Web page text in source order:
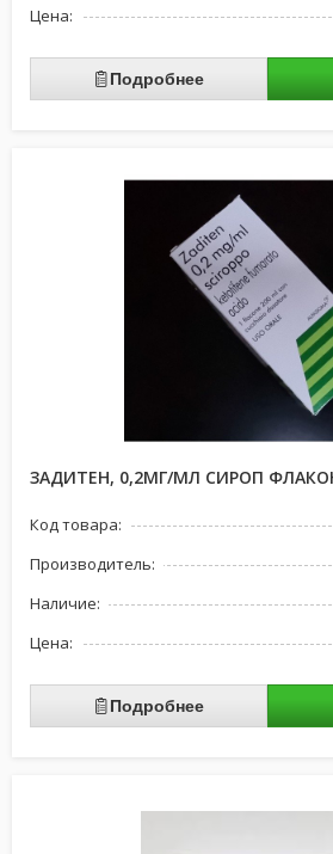
Цена:
Подробнее
ЗАДИТЕН, 0,2МГ/МЛ СИРОП
Код товара:
Производитель:
Наличие:
Цена:
Подробнее